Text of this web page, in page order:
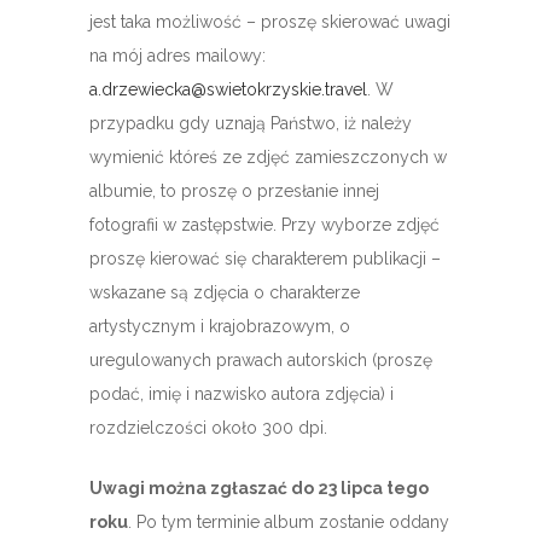
jest taka możliwość – proszę skierować uwagi
na mój adres mailowy:
a.drzewiecka@swietokrzyskie.travel. W
przypadku gdy uznają Państwo, iż należy
wymienić któreś ze zdjęć zamieszczonych w
albumie, to proszę o przesłanie innej
fotografii w zastępstwie. Przy wyborze zdjęć
proszę kierować się charakterem publikacji –
wskazane są zdjęcia o charakterze
artystycznym i krajobrazowym, o
uregulowanych prawach autorskich (proszę
podać, imię i nazwisko autora zdjęcia) i
rozdzielczości około 300 dpi.
Uwagi można zgłaszać do 23 lipca tego
roku. Po tym terminie album zostanie oddany